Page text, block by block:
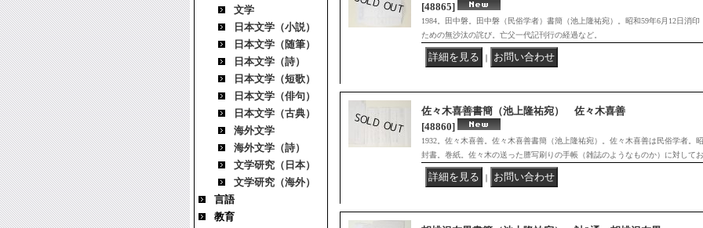
文学
日本文学（小説）
日本文学（随筆）
日本文学（詩）
日本文学（短歌）
日本文学（俳句）
日本文学（古典）
海外文学
海外文学（詩）
文学研究（日本）
文学研究（海外）
言語
教育
[48865]
1984。田中磐。田中磐（民俗学者）書簡（池上隆祐宛）。昭和59年6月12日消
ための無沙汰の詫び。亡父一代記刊行の経過など。
｜
佐々木喜善書簡（池上隆祐宛） 佐々木喜善
[48860]
1932。佐々木喜善。佐々木喜善書簡（池上隆祐宛）。佐々木喜善は民俗学者。
封書。巻紙。佐々木の送った謄写刷りの手帳（雑誌のようなものか）に対して
｜